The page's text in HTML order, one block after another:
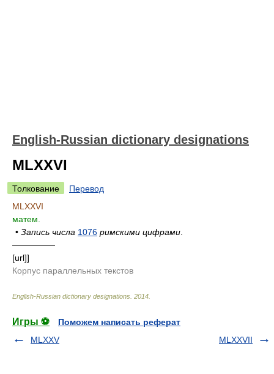
English-Russian dictionary designations
MLXXVI
Толкование
Перевод
MLXXVI
матем.
• Запись числа 1076 римскими цифрами
—————
[url]]
Корпус параллельных текстов
English-Russian dictionary designations 2014
Игры ⚽
Поможем написать реферат
MLXXV
MLXXVII